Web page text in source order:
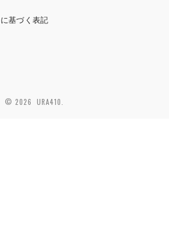
基づく表記
© 2026 URA410.